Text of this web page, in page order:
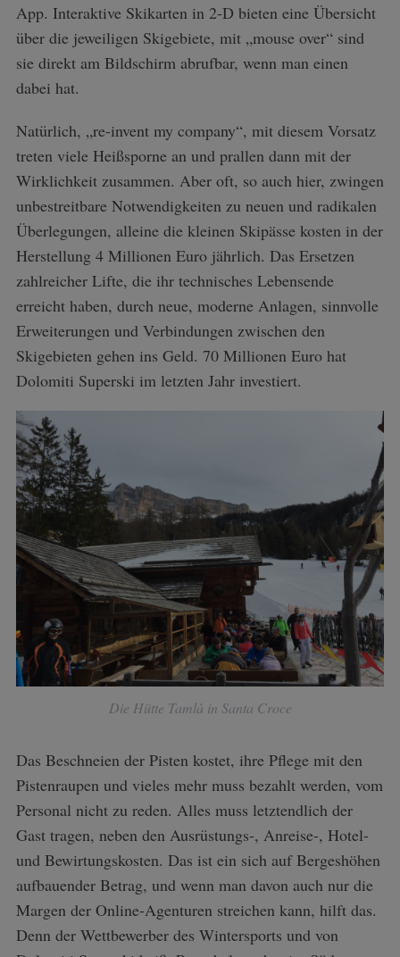
App. Interaktive Skikarten in 2-D bieten eine Übersicht
über die jeweiligen Skigebiete, mit „mouse over“ sind
sie direkt am Bildschirm abrufbar, wenn man einen
dabei hat.
Natürlich, „re-invent my company“, mit diesem Vorsatz
treten viele Heißsporne an und prallen dann mit der
Wirklichkeit zusammen. Aber oft, so auch hier, zwingen
unbestreitbare Notwendigkeiten zu neuen und radikalen
Überlegungen, alleine die kleinen Skipässe kosten in der
Herstellung 4 Millionen Euro jährlich. Das Ersetzen
zahlreicher Lifte, die ihr technisches Lebensende
erreicht haben, durch neue, moderne Anlagen, sinnvolle
Erweiterungen und Verbindungen zwischen den
Skigebieten gehen ins Geld. 70 Millionen Euro hat
Dolomiti Superski im letzten Jahr investiert.
Die Hütte Tamlà in Santa Croce
Das Beschneien der Pisten kostet, ihre Pflege mit den
Pistenraupen und vieles mehr muss bezahlt werden, vom
Personal nicht zu reden. Alles muss letztendlich der
Gast tragen, neben den Ausrüstungs-, Anreise-, Hotel-
und Bewirtungskosten. Das ist ein sich auf Bergeshöhen
aufbauender Betrag, und wenn man davon auch nur die
Margen der Online-Agenturen streichen kann, hilft das.
Denn der Wettbewerber des Wintersports und von